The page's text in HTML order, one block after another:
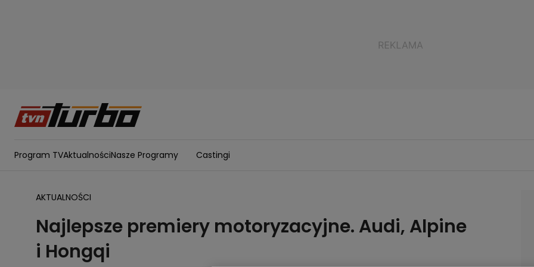
Program TVAktualnościNasze Programy Castingi
AKTUALNOŚCI
Najlepsze premiery motoryzacyjne. Audi, Alpine
i Hongqi